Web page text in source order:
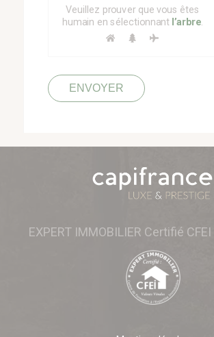
Veuillez prouver que vous êtes
humain en sélectionnantl’arbre.
EXPERT IMMOBILIER Certifié